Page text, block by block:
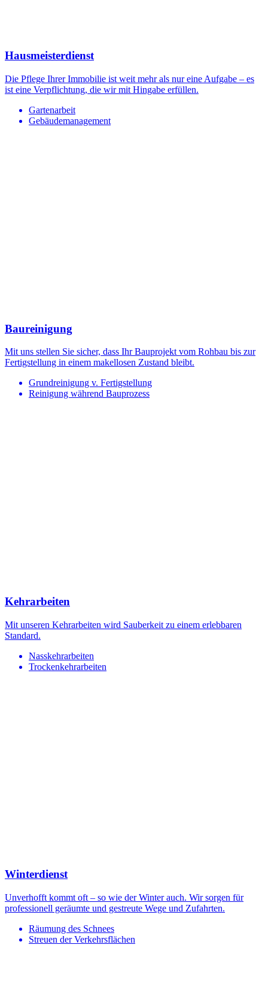
Hausmeisterdienst
Die Pflege Ihrer Immobilie ist weit mehr als nur eine Aufgabe – es
ist eine Verpflichtung, die wir mit Hingabe erfüllen.
Gartenarbeit
Gebäudemanagement
Baureinigung
Mit uns stellen Sie sicher, dass Ihr Bauprojekt vom Rohbau bis zur
Fertigstellung in einem makellosen Zustand bleibt.
Grundreinigung v. Fertigstellung
Reinigung während Bauprozess
Kehrarbeiten
Mit unseren Kehrarbeiten wird Sauberkeit zu einem erlebbaren
Standard.
Nasskehrarbeiten
Trockenkehrarbeiten
Winterdienst
Unverhofft kommt oft – so wie der Winter auch. Wir sorgen für
professionell geräumte und gestreute Wege und Zufahrten.
Räumung des Schnees
Streuen der Verkehrsflächen